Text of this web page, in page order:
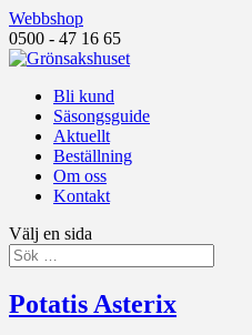
Webbshop
0500 - 47 16 65
Bli kund
Säsongsguide
Aktuellt
Beställning
Om oss
Kontakt
Välj en sida
Potatis Asterix